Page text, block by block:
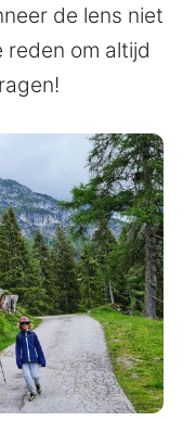
de lens niet
reden om altijd